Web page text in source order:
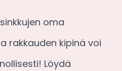
oma
rakkauden kipinä voi
Löydä